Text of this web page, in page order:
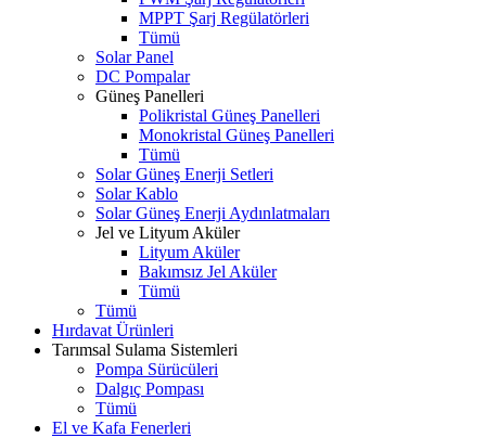
MPPT Şarj Regülatörleri
Tümü
Solar Panel
DC Pompalar
Güneş Panelleri
Polikristal Güneş Panelleri
Monokristal Güneş Panelleri
Tümü
Solar Güneş Enerji Setleri
Solar Kablo
Solar Güneş Enerji Aydınlatmaları
Jel ve Lityum Aküler
Lityum Aküler
Bakımsız Jel Aküler
Tümü
Tümü
Hırdavat Ürünleri
Tarımsal Sulama Sistemleri
Pompa Sürücüleri
Dalgıç Pompası
Tümü
El ve Kafa Fenerleri